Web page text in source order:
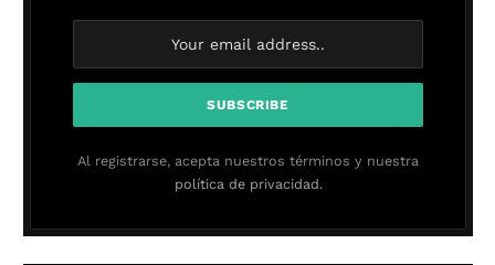
Al registrarse, acepta nuestros términos y nuestra
política de privacidad.